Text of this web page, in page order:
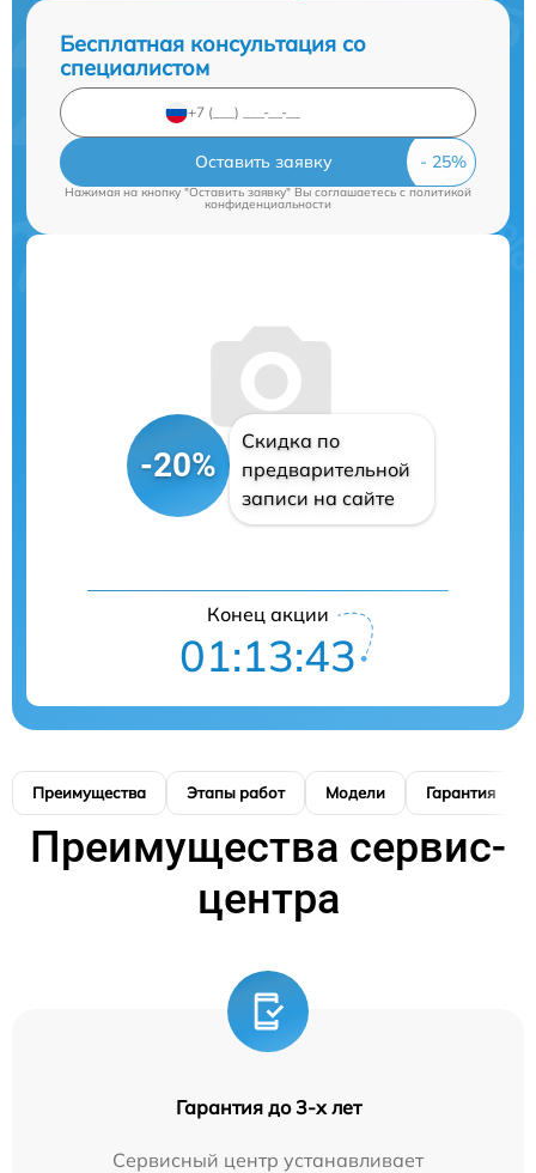
Бесплатная консультация со
специалистом
Оставить заявку
Нажимая на кнопку "Оставить заявку" Вы соглашаетесь cполитикой
конфиденциальности
-20%
Скидка по
предварительной
записи на сайте
Конец акции
01:13:42
Преимущества Этапы работ Модели Гарантия
Преимущества сервис-
центра
Гарантия до 3-х лет
Сервисный центр устанавливает